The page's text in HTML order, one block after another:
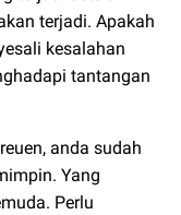
terjadi. Apakah
kesalahan
tantangan
anda sudah
Yang
Perlu